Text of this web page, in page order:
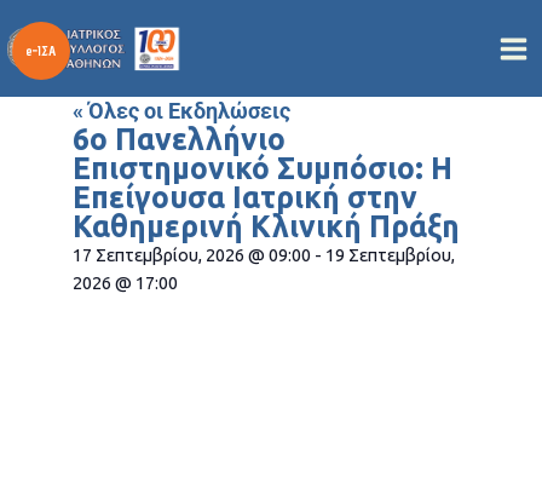
στο
περιεχόμενο
« Όλες οι Εκδηλώσεις
6ο Πανελλήνιο
Επιστημονικό Συμπόσιο: Η
Επείγουσα Ιατρική στην
Καθημερινή Κλινική Πράξη
17 Σεπτεμβρίου, 2026 @ 09:00 - 19 Σεπτεμβρίου,
2026 @ 17:00